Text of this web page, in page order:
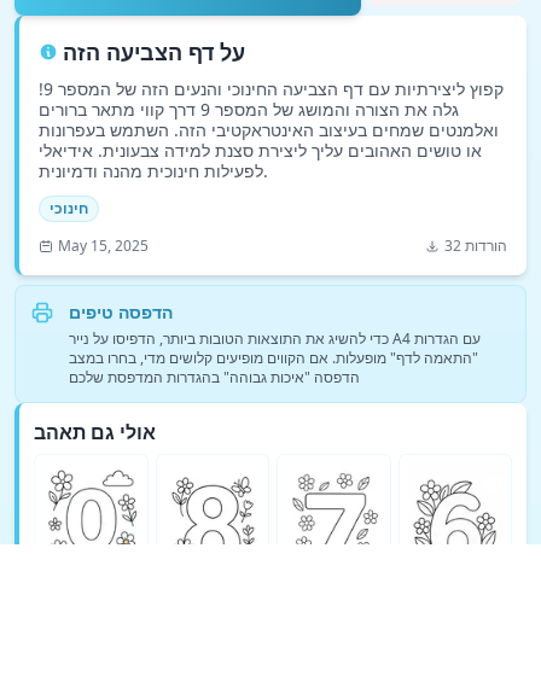
על דף הצביעה הזה
קפוץ ליצירתיות עם דף הצביעה החינוכי והנעים הזה של המספר 9!
גלה את הצורה והמושג של המספר 9 דרך קווי מתאר ברורים
ואלמנטים שמחים בעיצוב האינטראקטיבי הזה. השתמש בעפרונות
או טושים האהובים עליך ליצירת סצנת למידה צבעונית. אידיאלי
לפעילות חינוכית מהנה ודמיונית.
חינוכי
May 15, 2025
32 הורדות
הדפסה טיפים
כדי להשיג את התוצאות הטובות ביותר, הדפיסו על נייר A4 עם הגדרות
"התאמה לדף" מופעלות. אם הקווים מופיעים קלושים מדי, בחרו במצב
הדפסה "איכות גבוהה" בהגדרות המדפסת שלכם
אולי גם תאהב